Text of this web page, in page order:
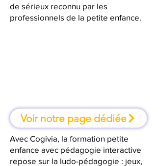
de sérieux reconnu par les
professionnels de la petite enfance.
Voir notre page dédiée
Avec Cogivia, la formation petite
enfance avec pédagogie interactive
repose sur la ludo-pédagogie : jeux,